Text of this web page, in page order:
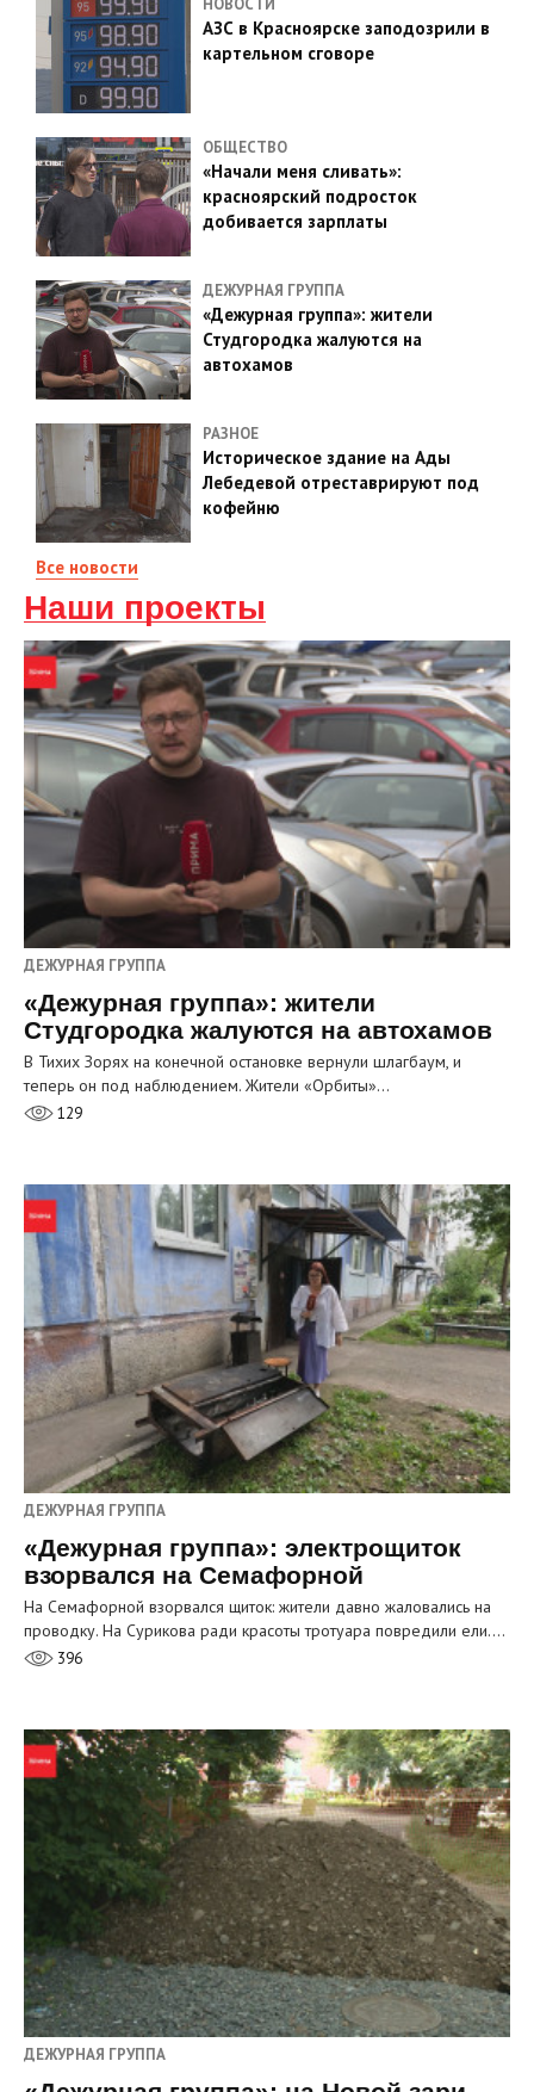
НОВОСТИ
АЗС в Красноярске заподозрили в
картельном сговоре
ОБЩЕСТВО
«Начали меня сливать»:
красноярский подросток
добивается зарплаты
ДЕЖУРНАЯ ГРУППА
«Дежурная группа»: жители
Студгородка жалуются на
автохамов
РАЗНОЕ
Историческое здание на Ады
Лебедевой отреставрируют под
кофейню
Все новости
Наши проекты
ДЕЖУРНАЯ ГРУППА
«Дежурная группа»: жители
Студгородка жалуются на автохамов
В Тихих Зорях на конечной остановке вернули шлагбаум, и
теперь он под наблюдением. Жители «Орбиты»…
129
ДЕЖУРНАЯ ГРУППА
«Дежурная группа»: электрощиток
взорвался на Семафорной
На Семафорной взорвался щиток: жители давно жаловались на
проводку. На Сурикова ради красоты тротуара повредили ели.…
396
ДЕЖУРНАЯ ГРУППА